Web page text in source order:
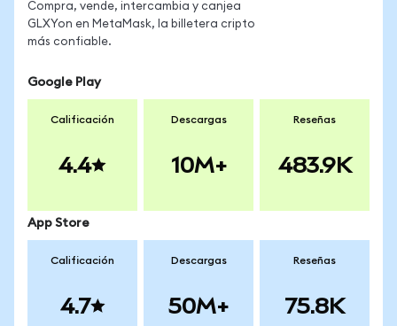
Compra, vende, intercambia y canjea
GLXYon en MetaMask, la billetera cripto
más confiable.
Google Play
Calificación
4.4
Descargas
10M+
Reseñas
483.9K
App Store
Calificación
4.7
Descargas
50M+
Reseñas
75.8K